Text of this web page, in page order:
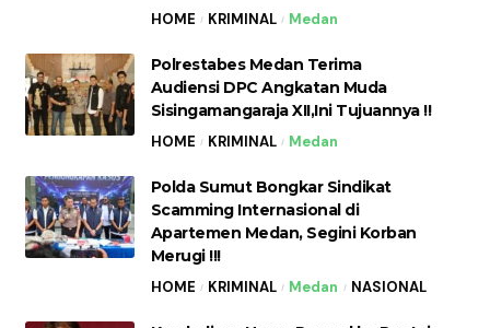
HOME KRIMINAL Medan
Polrestabes Medan Terima
Audiensi DPC Angkatan Muda
Sisingamangaraja XII,Ini Tujuannya !!
HOME KRIMINAL Medan
Polda Sumut Bongkar Sindikat
Scamming Internasional di
Apartemen Medan, Segini Korban
Merugi !!!
HOME KRIMINAL Medan NASIONAL